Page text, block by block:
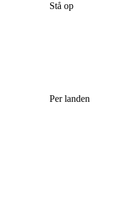
Stå op
Per landen